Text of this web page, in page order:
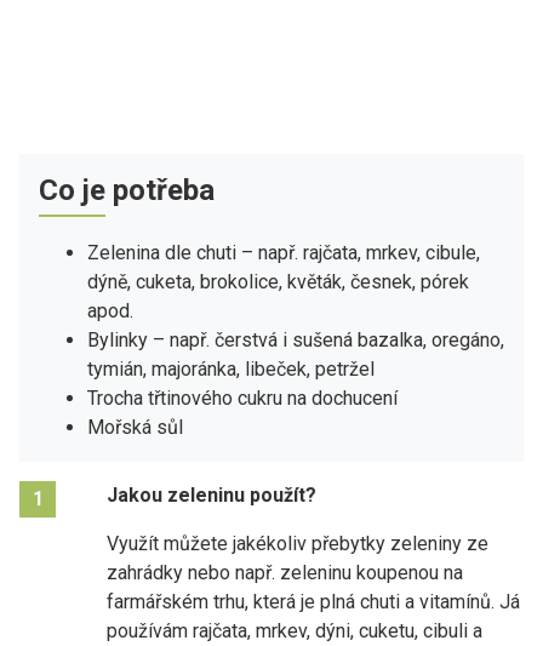
Co je potřeba
Zelenina dle chuti – např. rajčata, mrkev, cibule,
dýně, cuketa, brokolice, květák, česnek, pórek
apod.
Bylinky – např. čerstvá i sušená bazalka, oregáno,
tymián, majoránka, libeček, petržel
Trocha třtinového cukru na dochucení
Mořská sůl
1 Jakou zeleninu použít?
Využít můžete jakékoliv přebytky zeleniny ze
zahrádky nebo např. zeleninu koupenou na
farmářském trhu, která je plná chuti a vitamínů. Já
používám rajčata, mrkev, dýni, cuketu, cibuli a